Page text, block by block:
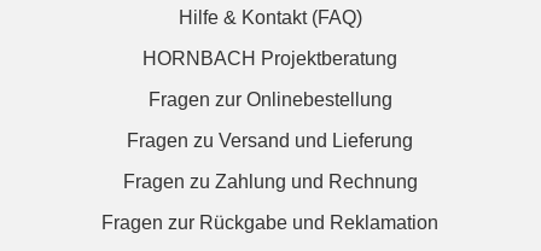
Hilfe & Kontakt (FAQ)
HORNBACH Projektberatung
Fragen zur Onlinebestellung
Fragen zu Versand und Lieferung
Fragen zu Zahlung und Rechnung
Fragen zur Rückgabe und Reklamation